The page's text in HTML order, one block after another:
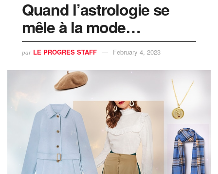
Quand l’astrologie se
mêle à la mode…
par LE PROGRES STAFF February 4, 2023